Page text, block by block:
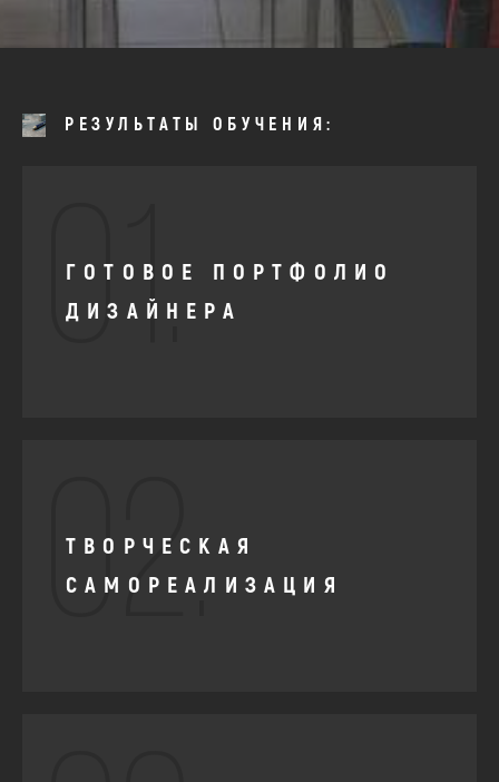
РЕЗУЛЬТАТЫ ОБУЧЕНИЯ:
01.
ГОТОВОЕ ПОРТФОЛИО
ДИЗАЙНЕРА
02.
ТВОРЧЕСКАЯ
САМОРЕАЛИЗАЦИЯ